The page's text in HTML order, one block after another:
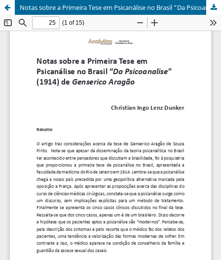
Notas sobre a Primeira Tese em Psicanálise no Brasil “Da Psicoanalise” (1914) de Genserico Aragão